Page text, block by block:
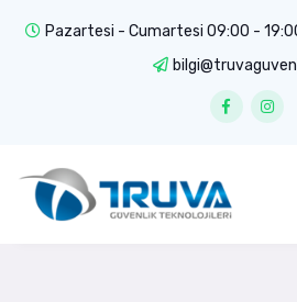
Pazartesi - Cumartesi 09:00 -